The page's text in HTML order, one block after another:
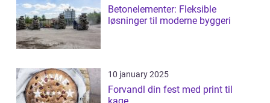
Betonelementer: Fleksible
løsninger til moderne byggeri
10 january 2025
Forvandl din fest med print til